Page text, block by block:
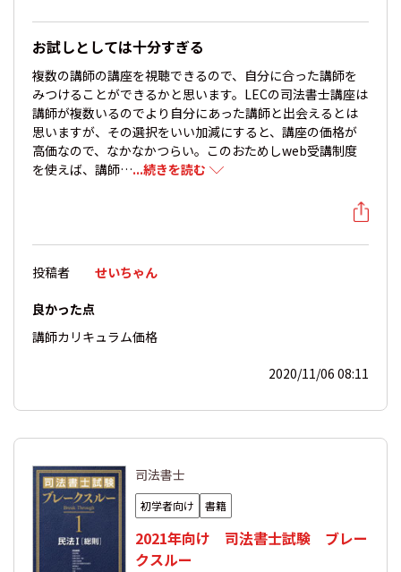
お試しとしては十分すぎる
複数の講師の講座を視聴できるので、自分に合った講師を
みつけることができるかと思います。LECの司法書士講座は
講師が複数いるのでより自分にあった講師と出会えるとは
思いますが、その選択をいい加減にすると、講座の価格が
高価なので、なかなかつらい。このおためしweb受講制度
を使えば、講師…...続きを読む
投稿者 せいちゃん
良かった点
講師カリキュラム価格
2020/11/06 08:11
司法書士
初学者向け 書籍
2021年向け 司法書士試験 ブレー
クスルー